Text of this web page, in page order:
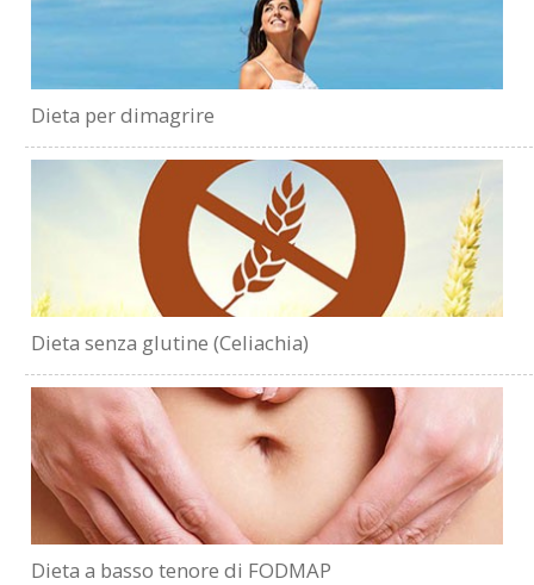
Dieta per dimagrire
Dieta senza glutine (Celiachia)
Dieta a basso tenore di FODMAP